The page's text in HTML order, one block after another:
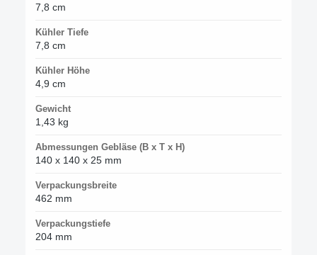
7,8 cm
Kühler Tiefe
7,8 cm
Kühler Höhe
4,9 cm
Gewicht
1,43 kg
Abmessungen Gebläse (B x T x H)
140 x 140 x 25 mm
Verpackungsbreite
462 mm
Verpackungstiefe
204 mm